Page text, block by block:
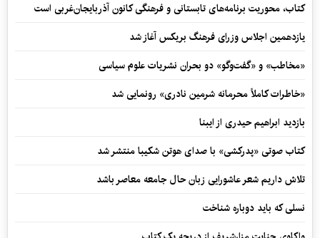
کتاب، محوریت برنامه‌های تابستانی و فرهنگی کانون آذربایجان‌غربی است
یازدهمین اجلاس وزرای فرهنگ بریکس آغاز شد
«مخاطب» و «گفت‌وگو» دو بحران نشریات علوم سیاسی
«خاطرات کاملاً محرمانه شرمین نادری» رونمایی شد
بازدید ابراهیم حیدری از ایبنا
کتاب صوتی «پدرکشی» با صدای هوتن شکیبا منتشر شد
تلاش داریم شعر عاشورایی زبان حال جامعه معاصر باشد
نسلی که باید دوباره شناخت